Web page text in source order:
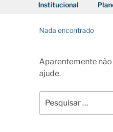
Institucional
Nada encontrado
Aparentemente
ajude.
por: